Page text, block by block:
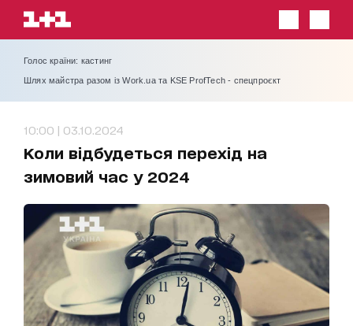
Голос країни: кастинг
Шлях майстра разом із Work.ua та KSE ProfTech - спецпроєкт
10:00 | 03.10.2024
Коли відбудеться перехід на
зимовий час у 2024